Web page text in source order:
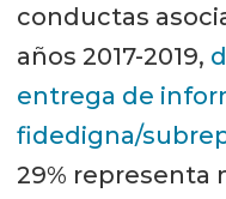
conductas
años 2017-2019,
entrega de
fidedigna/
29% representa